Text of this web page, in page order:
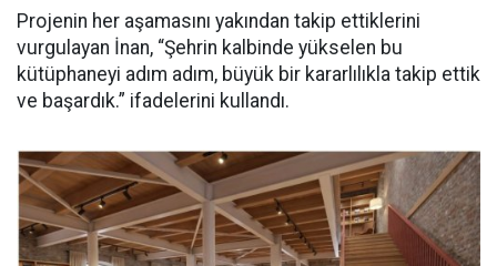
Projenin her aşamasını yakından takip ettiklerini
vurgulayan İnan, “Şehrin kalbinde yükselen bu
kütüphaneyi adım adım, büyük bir kararlılıkla takip ettik
ve başardık.” ifadelerini kullandı.